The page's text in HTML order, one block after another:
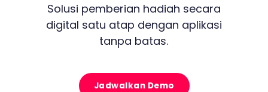
Solusi pemberian hadiah secara
digital satu atap dengan aplikasi
tanpa batas.
Jadwalkan Demo